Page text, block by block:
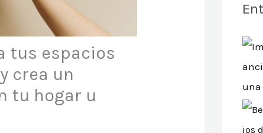
tus espacios
crea un
tu hogar u